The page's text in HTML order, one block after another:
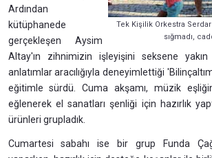
Tek Kişilik Orkestra
sığmadı,
Ardından
kütüphanede
gerçekleşen Aysim
Altay'ın zihnimizin işleyişini seksene
anlatımlar aracılığıyla deneyimlettiği
eğitimle sürdü. Cuma akşamı, müzik
eğlenerek el sanatları şenliği için hazırlık
ürünleri grupladık.
Cumartesi sabahı ise bir grup Funda